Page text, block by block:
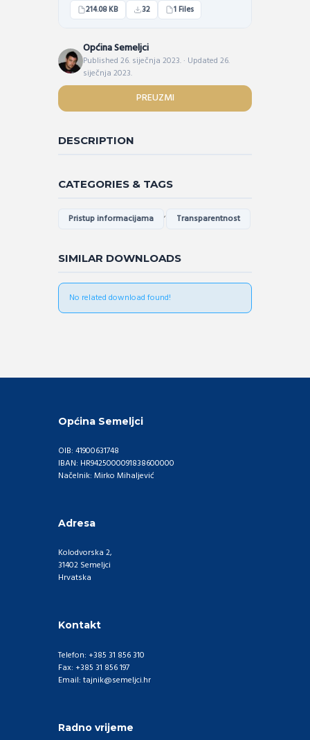
214.08 KB 32 1 Files
Općina Semeljci
Published 26. siječnja 2023. · Updated 26.
siječnja 2023.
PREUZMI
DESCRIPTION
CATEGORIES & TAGS
Pristup informacijama , Transparentnost
SIMILAR DOWNLOADS
No related download found!
Općina Semeljci
OIB: 41900631748
IBAN: HR9425000091838600000
Načelnik: Mirko Mihaljević
Adresa
Kolodvorska 2,
31402 Semeljci
Hrvatska
Kontakt
Telefon: +385 31 856 310
Fax: +385 31 856 197
Email: tajnik@semeljci.hr
Radno vrijeme